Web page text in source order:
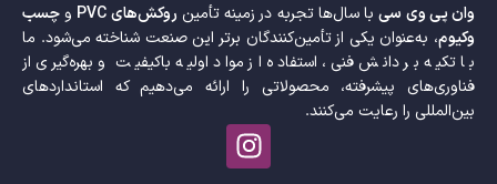
وان پی وی سیبا سال‌ها تجربه در زمینه تأمین روکش‌های PVC وچسب
وکیوم، به‌عنوان یکی از تأمین‌کنندگان برتر این صنعت شناخته می‌شود. ما
با تکیه بر دانش فنی، استفاده از مواد اولیه باکیفیت و بهره‌گیری از
فناوری‌های پیشرفته، محصولاتی را ارائه می‌دهیم که استانداردهای
بین‌المللی را رعایت می‌کنند.